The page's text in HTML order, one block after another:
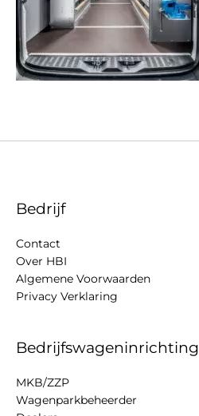
Bedrijf
Contact
Over HBI
Algemene Voorwaarden
Privacy Verklaring
Bedrijfswageninrichting
MKB/ZZP
Wagenparkbeheerder